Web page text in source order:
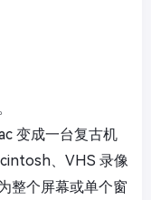
变成一台复古机
、VHS 录像
整个屏幕或单个窗